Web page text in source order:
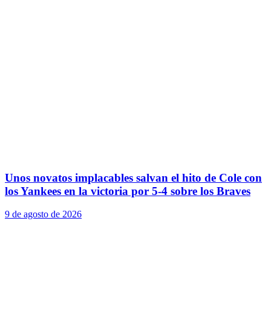
Unos novatos implacables salvan el hito de Cole con
los Yankees en la victoria por 5-4 sobre los Braves
9 de agosto de 2026